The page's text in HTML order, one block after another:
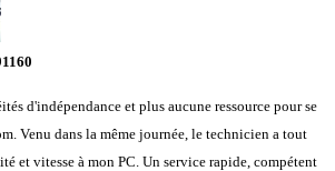
d'indépendance et plus aucune ressource pour se
Venu dans la même journée, le technicien a tout
et vitesse à mon PC. Un service rapide, compétent